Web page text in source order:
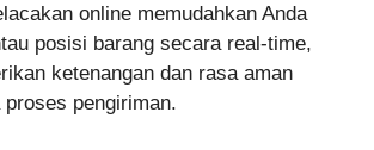
online memudahkan Anda
posisi barang secara real-time,
ketenangan dan rasa aman
proses pengiriman.